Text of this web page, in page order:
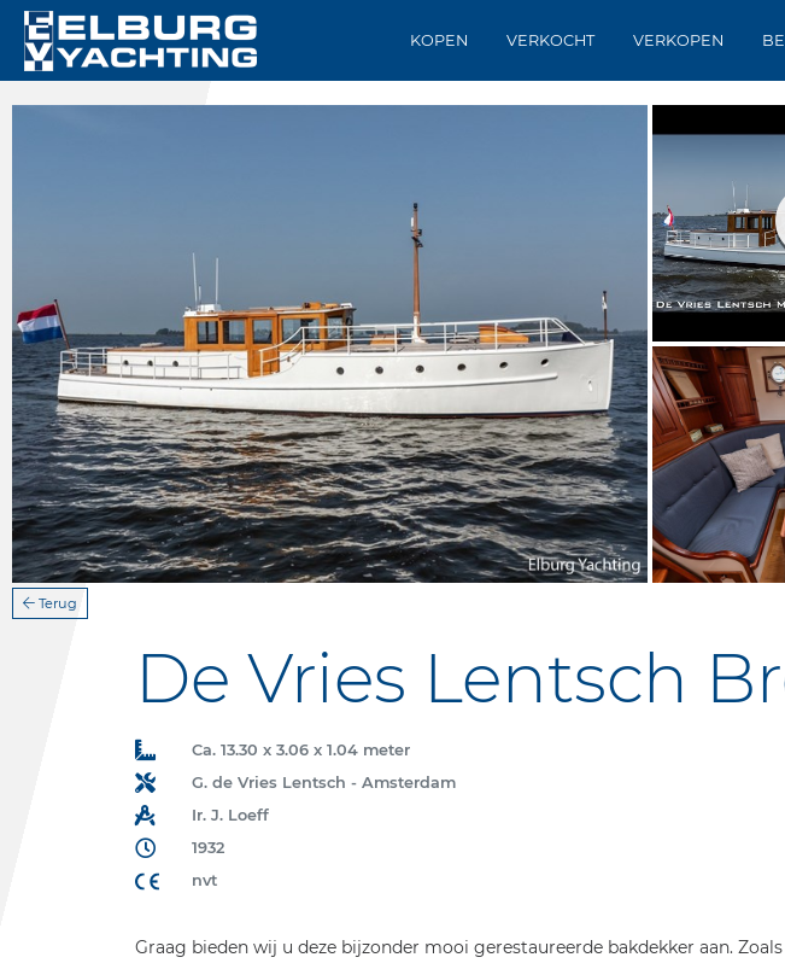
KOPEN VERKOCHT VERKOPEN
Terug
De Vries Lentsch
Ca. 13.30 x 3.06 x 1.04 meter
G. de Vries Lentsch - Amsterdam
Ir. J. Loeff
1932
nvt
Graag bieden wij u deze bijzonder mooi gerestaureerde bakdekker aan.